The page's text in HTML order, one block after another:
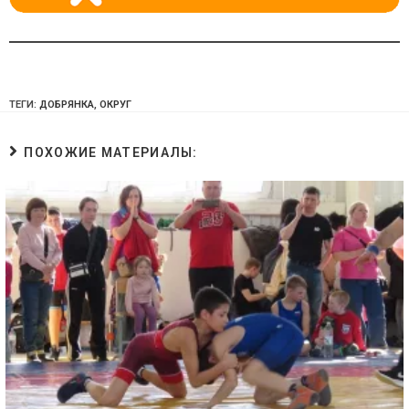
ТЕГИ: ДОБРЯНКА, ОКРУГ
ПОХОЖИЕ МАТЕРИАЛЫ: